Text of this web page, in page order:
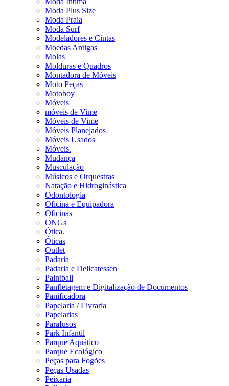
Moda Plus Size
Moda Praia
Moda Surf
Modeladores e Cintas
Moedas Antigas
Molas
Molduras e Quadros
Montadora de Móveis
Moto Peças
Motoboy
Móveis
móveis de Vime
Móveis de Vime
Móveis Planejados
Móveis Usados
Móveis.
Mudança
Musculação
Músicos e Orquestras
Natação e Hidroginástica
Odontologia
Oficina e Equipadora
Oficinas
ONGs
Ótica.
Óticas
Outlet
Padaria
Padaria e Delicatessen
Paintball
Panfletagem e Digitalização de Documentos
Panificadora
Papelaria / Livraria
Papelarias
Parafusos
Park Infantil
Parque Aquático
Parque Ecológico
Peças para Fogões
Peças Usadas
Peixaria